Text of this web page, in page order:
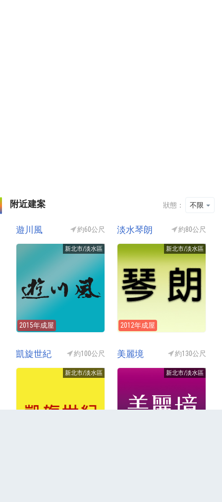
附近建案 狀態： 不限
遊川風 約60公尺
新北市/淡水區
2015年成屋
淡水琴朗 約80公尺
新北市/淡水區
2012年成屋
凱旋世紀 約100公尺
新北市/淡水區
美麗境 約130公尺
新北市/淡水區